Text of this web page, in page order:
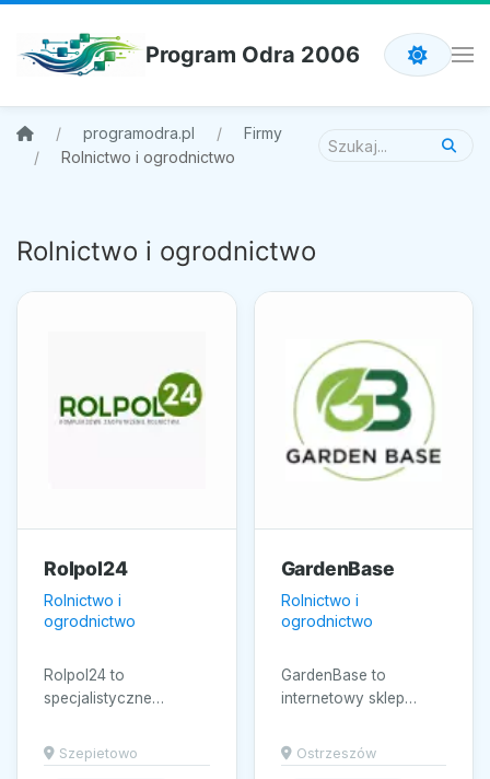
Program Odra 2006
programodra.pl
Firmy
Rolnictwo i ogrodnictwo
Rolnictwo i ogrodnictwo
Rolpol24
Rolnictwo i
ogrodnictwo
Rolpol24 to
specjalistyczne
w Szepietowie,
nastawione na
Szepietowo
GardenBase
Rolnictwo i
ogrodnictwo
GardenBase to
internetowy sklep
Ostrzeszowa, który
koncentruje się na
Ostrzeszów